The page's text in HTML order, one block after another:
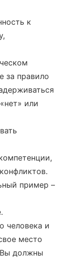
к
за правило
или
пример –
человека и
место
Вы должны